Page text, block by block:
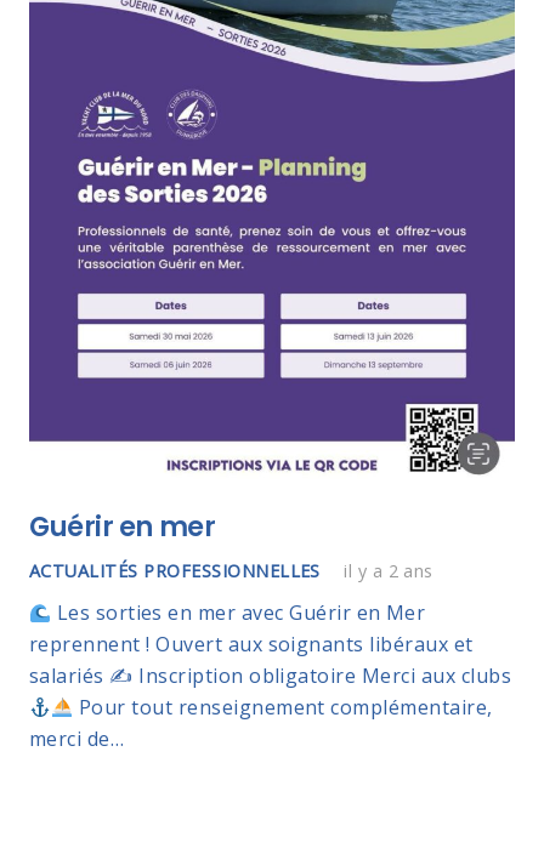
Guérir en mer
ACTUALITÉS PROFESSIONNELLES il y a 2 ans
Les sorties en mer avec Guérir en Mer
reprennent ! Ouvert aux soignants libéraux et
salariés ✍ Inscription obligatoire Merci aux clubs
Pour tout renseignement complémentaire,
merci de…